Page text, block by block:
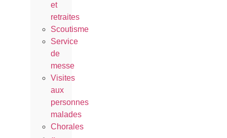
et
retraites
Scoutisme
Service
de
messe
Visites
aux
personnes
malades
Chorales